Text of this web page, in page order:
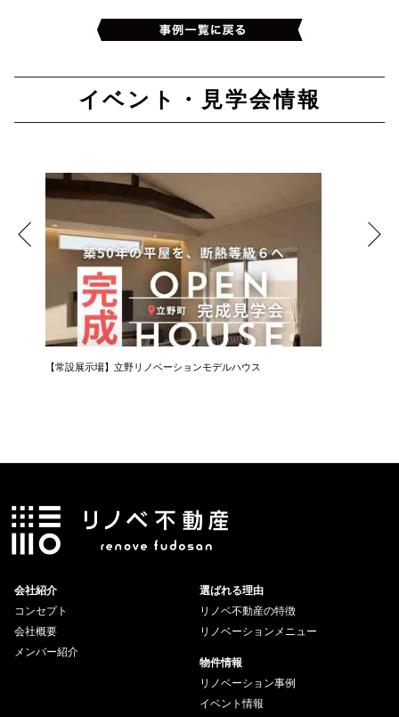
イベント・見学会情報
【常設展示場】立野リノベーションモデルハウス
会社紹介
コンセプト
会社概要
メンバー紹介
選ばれる理由
リノベ不動産の特徴
リノベーションメニュー
物件情報
リノベーション事例
イベント情報